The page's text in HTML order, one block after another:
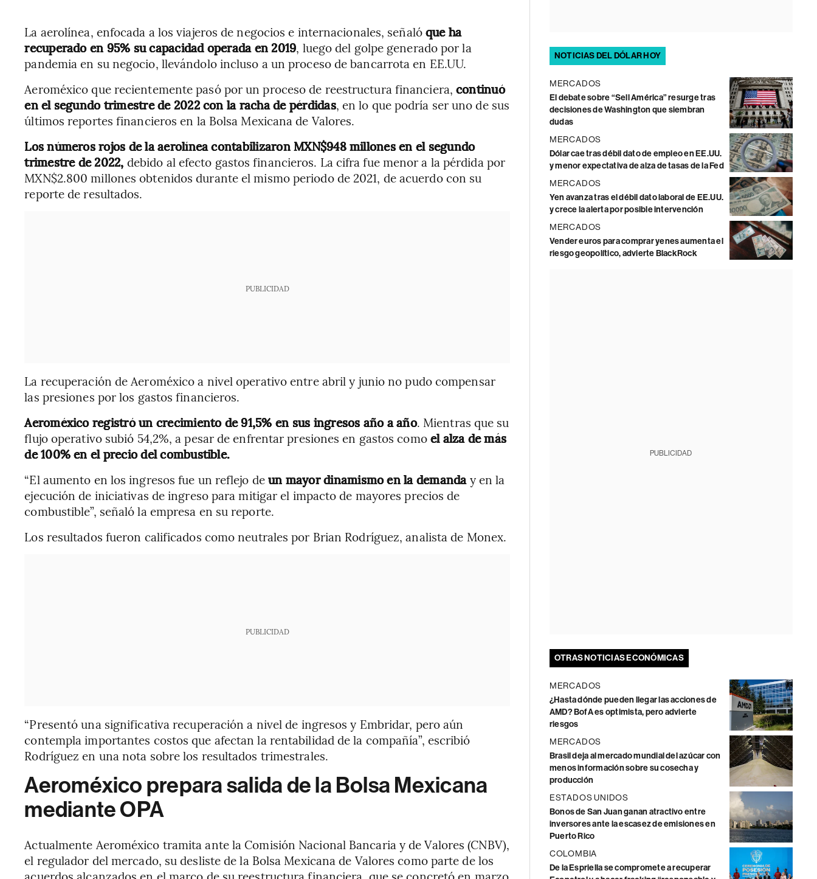
La aerolínea, enfocada a los viajeros de negocios e internacionales, señalóque ha
recuperado en 95% su capacidad operada en 2019, luego del golpe generado por la
pandemia en su negocio, llevándolo incluso a un proceso de bancarrota en EE.UU.
Aeroméxico que recientemente pasó por un proceso de reestructura financiera,continuó
en el segundo trimestre de 2022 con la racha de pérdidas, en lo que podría ser uno de sus
últimos reportes financieros en la Bolsa Mexicana de Valores.
Los números rojos de la aerolínea contabilizaron MXN$948 millones en el segundo
trimestre de 2022, debido al efecto gastos financieros. La cifra fue menor a la pérdida por
MXN$2.800 millones obtenidos durante el mismo periodo de 2021, de acuerdo con su
reporte de resultados.
PUBLICIDAD
La recuperación de Aeroméxico a nivel operativo entre abril y junio no pudo compensar
las presiones por los gastos financieros.
Aeroméxico registró un crecimiento de 91,5% en sus ingresos año a año. Mientras que su
flujo operativo subió 54,2%, a pesar de enfrentar presiones en gastos comoel alza de más
de 100% en el precio del combustible.
“El aumento en los ingresos fue un reflejo deun mayor dinamismo en la demanday en la
ejecución de iniciativas de ingreso para mitigar el impacto de mayores precios de
combustible”, señaló la empresa en su reporte.
Los resultados fueron calificados como neutrales por Brian Rodríguez, analista de Monex.
PUBLICIDAD
“Presentó una significativa recuperación a nivel de ingresos y Embridar, pero aún
contempla importantes costos que afectan la rentabilidad de la compañía”, escribió
Rodríguez en una nota sobre los resultados trimestrales.
Aeroméxico prepara salida de la Bolsa Mexicana
mediante OPA
Actualmente Aeroméxico tramita ante la Comisión Nacional Bancaria y de Valores (CNBV),
el regulador del mercado, su desliste de la Bolsa Mexicana de Valores como parte de los
NOTICIAS DEL DÓLAR HOY
MERCADOS
El debate sobre “Sell América” resurge tras
decisiones de Washington que siembran
dudas
MERCADOS
Dólar cae tras débil dato de empleo en EE.UU.
y menor expectativa de alza de tasas de la Fed
MERCADOS
Yen avanza tras el débil dato laboral de EE.UU.
y crece la alerta por posible intervención
MERCADOS
Vender euros para comprar yenes aumenta el
riesgo geopolítico, advierte BlackRock
PUBLICIDAD
OTRAS NOTICIAS ECONÓMICAS
MERCADOS
¿Hasta dónde pueden llegar las acciones de
AMD? BofA es optimista, pero advierte
riesgos
MERCADOS
Brasil deja al mercado mundial del azúcar con
menos información sobre su cosecha y
producción
ESTADOS UNIDOS
Bonos de San Juan ganan atractivo entre
inversores ante la escasez de emisiones en
Puerto Rico
COLOMBIA
De la Espriella se compromete a recuperar